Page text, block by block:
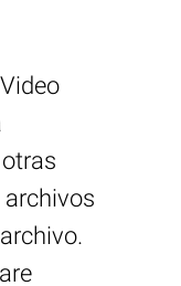
archivos